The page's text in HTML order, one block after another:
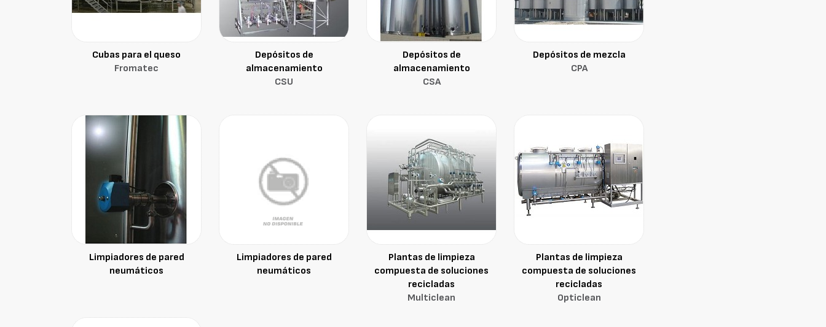
Cubas para el queso
Fromatec
Depósitos de
almacenamiento
CSU
Depósitos de
almacenamiento
CSA
Depósitos de mezcla
CPA
Limpiadores de pared
neumáticos
Limpiadores de pared
neumáticos
Plantas de limpieza
compuesta de soluciones
recicladas
Multiclean
Plantas de limpieza
compuesta de soluciones
recicladas
Opticlean